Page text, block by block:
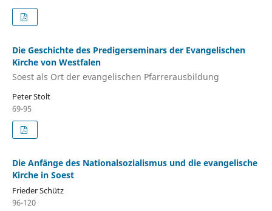
Die Geschichte des Predigerseminars der Evangelischen
Kirche von Westfalen
Soest als Ort der evangelischen Pfarrerausbildung
Peter Stolt
69-95
Die Anfänge des Nationalsozialismus und die evangelische
Kirche in Soest
Frieder Schütz
96-120